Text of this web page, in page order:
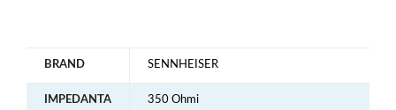
BRAND SENNHEISER
IMPEDANTA 350 Ohmi